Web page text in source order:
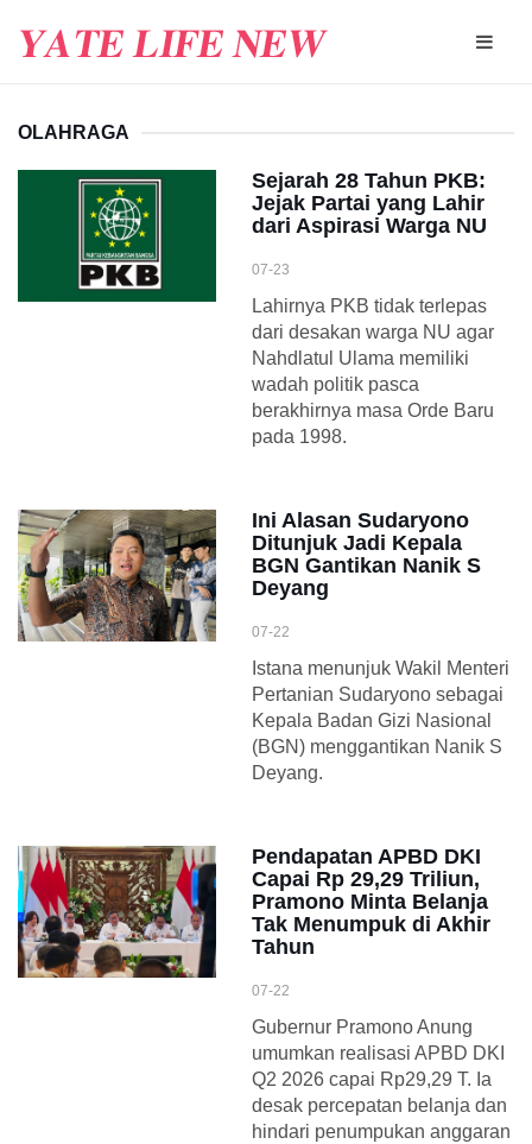
OLAHRAGA
Sejarah 28 Tahun PKB:
Jejak Partai yang Lahir
dari Aspirasi Warga NU
07-23
Lahirnya PKB tidak terlepas
dari desakan warga NU agar
Nahdlatul Ulama memiliki
wadah politik pasca
berakhirnya masa Orde Baru
pada 1998.
Ini Alasan Sudaryono
Ditunjuk Jadi Kepala
BGN Gantikan Nanik S
Deyang
07-22
Istana menunjuk Wakil Menteri
Pertanian Sudaryono sebagai
Kepala Badan Gizi Nasional
(BGN) menggantikan Nanik S
Deyang.
Pendapatan APBD DKI
Capai Rp 29,29 Triliun,
Pramono Minta Belanja
Tak Menumpuk di Akhir
Tahun
07-22
Gubernur Pramono Anung
umumkan realisasi APBD DKI
Q2 2026 capai Rp29,29 T. Ia
desak percepatan belanja dan
hindari penumpukan anggaran